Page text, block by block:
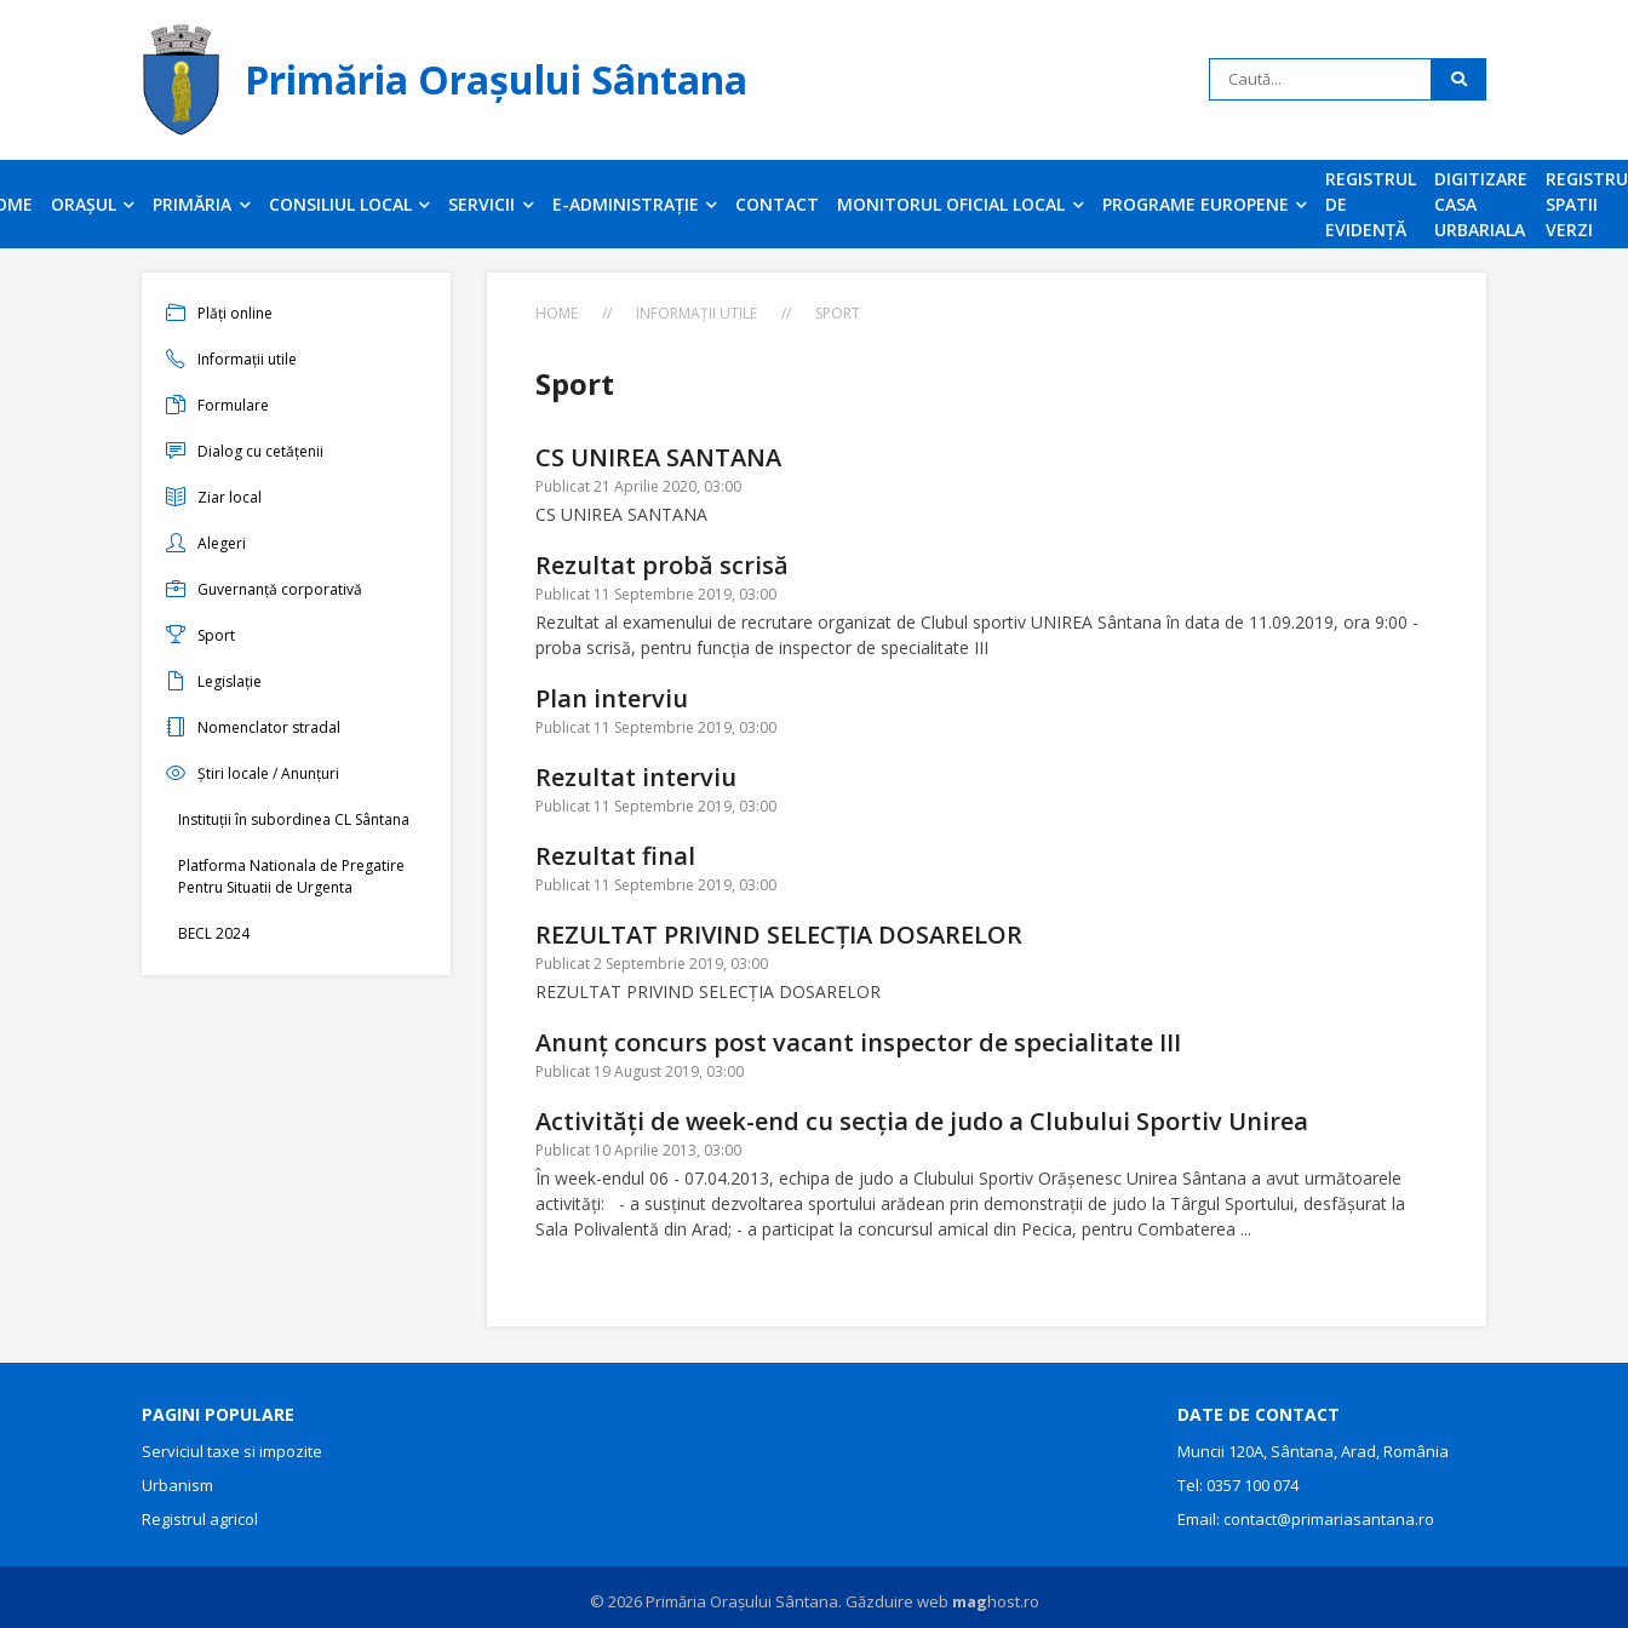
Primăria Orașului Sântana
ORAȘUL PRIMĂRIA CONSILIUL LOCAL SERVICII E-ADMINISTRAȚIE CONTACT MONITORUL OFICIAL LOCAL PROGRAME EUROPENE
REGISTRUL
DE
EVIDENȚĂ
DIGITIZARE
CASA
URBARIALA
REGISTRU
SPATII
VERZI
Plăți online
Informații utile
Formulare
Dialog cu cetățenii
Ziar local
Alegeri
Guvernanță corporativă
Sport
Legislație
Nomenclator stradal
Știri locale / Anunțuri
Instituții în subordinea CL Sântana
Platforma Nationala de Pregatire
Pentru Situatii de Urgenta
BECL 2024
HOME // INFORMAȚII UTILE // SPORT
Sport
CS UNIREA SANTANA
Publicat 21 Aprilie 2020, 03:00
CS UNIREA SANTANA
Rezultat probă scrisă
Publicat 11 Septembrie 2019, 03:00
Rezultat al examenului de recrutare organizat de Clubul sportiv UNIREA Sântana în data de 11.09.2019, ora 9:00 -
proba scrisă, pentru funcția de inspector de specialitate III
Plan interviu
Publicat 11 Septembrie 2019, 03:00
Rezultat interviu
Publicat 11 Septembrie 2019, 03:00
Rezultat final
Publicat 11 Septembrie 2019, 03:00
REZULTAT PRIVIND SELECȚIA DOSARELOR
Publicat 2 Septembrie 2019, 03:00
REZULTAT PRIVIND SELECȚIA DOSARELOR
Anunț concurs post vacant inspector de specialitate III
Publicat 19 August 2019, 03:00
Activităţi de week-end cu secţia de judo a Clubului Sportiv Unirea
Publicat 10 Aprilie 2013, 03:00
În week-endul 06 - 07.04.2013, echipa de judo a Clubului Sportiv Orăşenesc Unirea Sântana a avut următoarele
activităţi: - a susţinut dezvoltarea sportului arădean prin demonstraţii de judo la Târgul Sportului, desfăşurat la
Sala Polivalentă din Arad; - a participat la concursul amical din Pecica, pentru Combaterea ...
PAGINI POPULARE
Serviciul taxe si impozite
Urbanism
Registrul agricol
DATE DE CONTACT
Muncii 120A, Sântana, Arad, România
Tel: 0357 100 074
Email: contact@primariasantana.ro
© 2026 Primăria Orașului Sântana. Găzduire web maghost.ro